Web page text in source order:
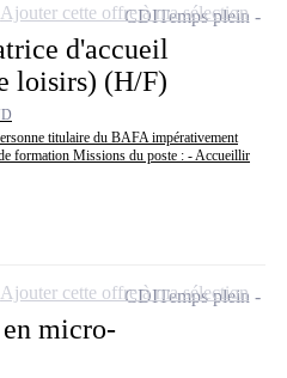
d'accueil
loisirs) (H/F)
titulaire du BAFA impérativement
formation Missions du poste : - Accueillir
CDITemps plein
Ajouter cette offre à ma sélection
micro-
CDITemps plein
Ajouter cette offre à ma sélection